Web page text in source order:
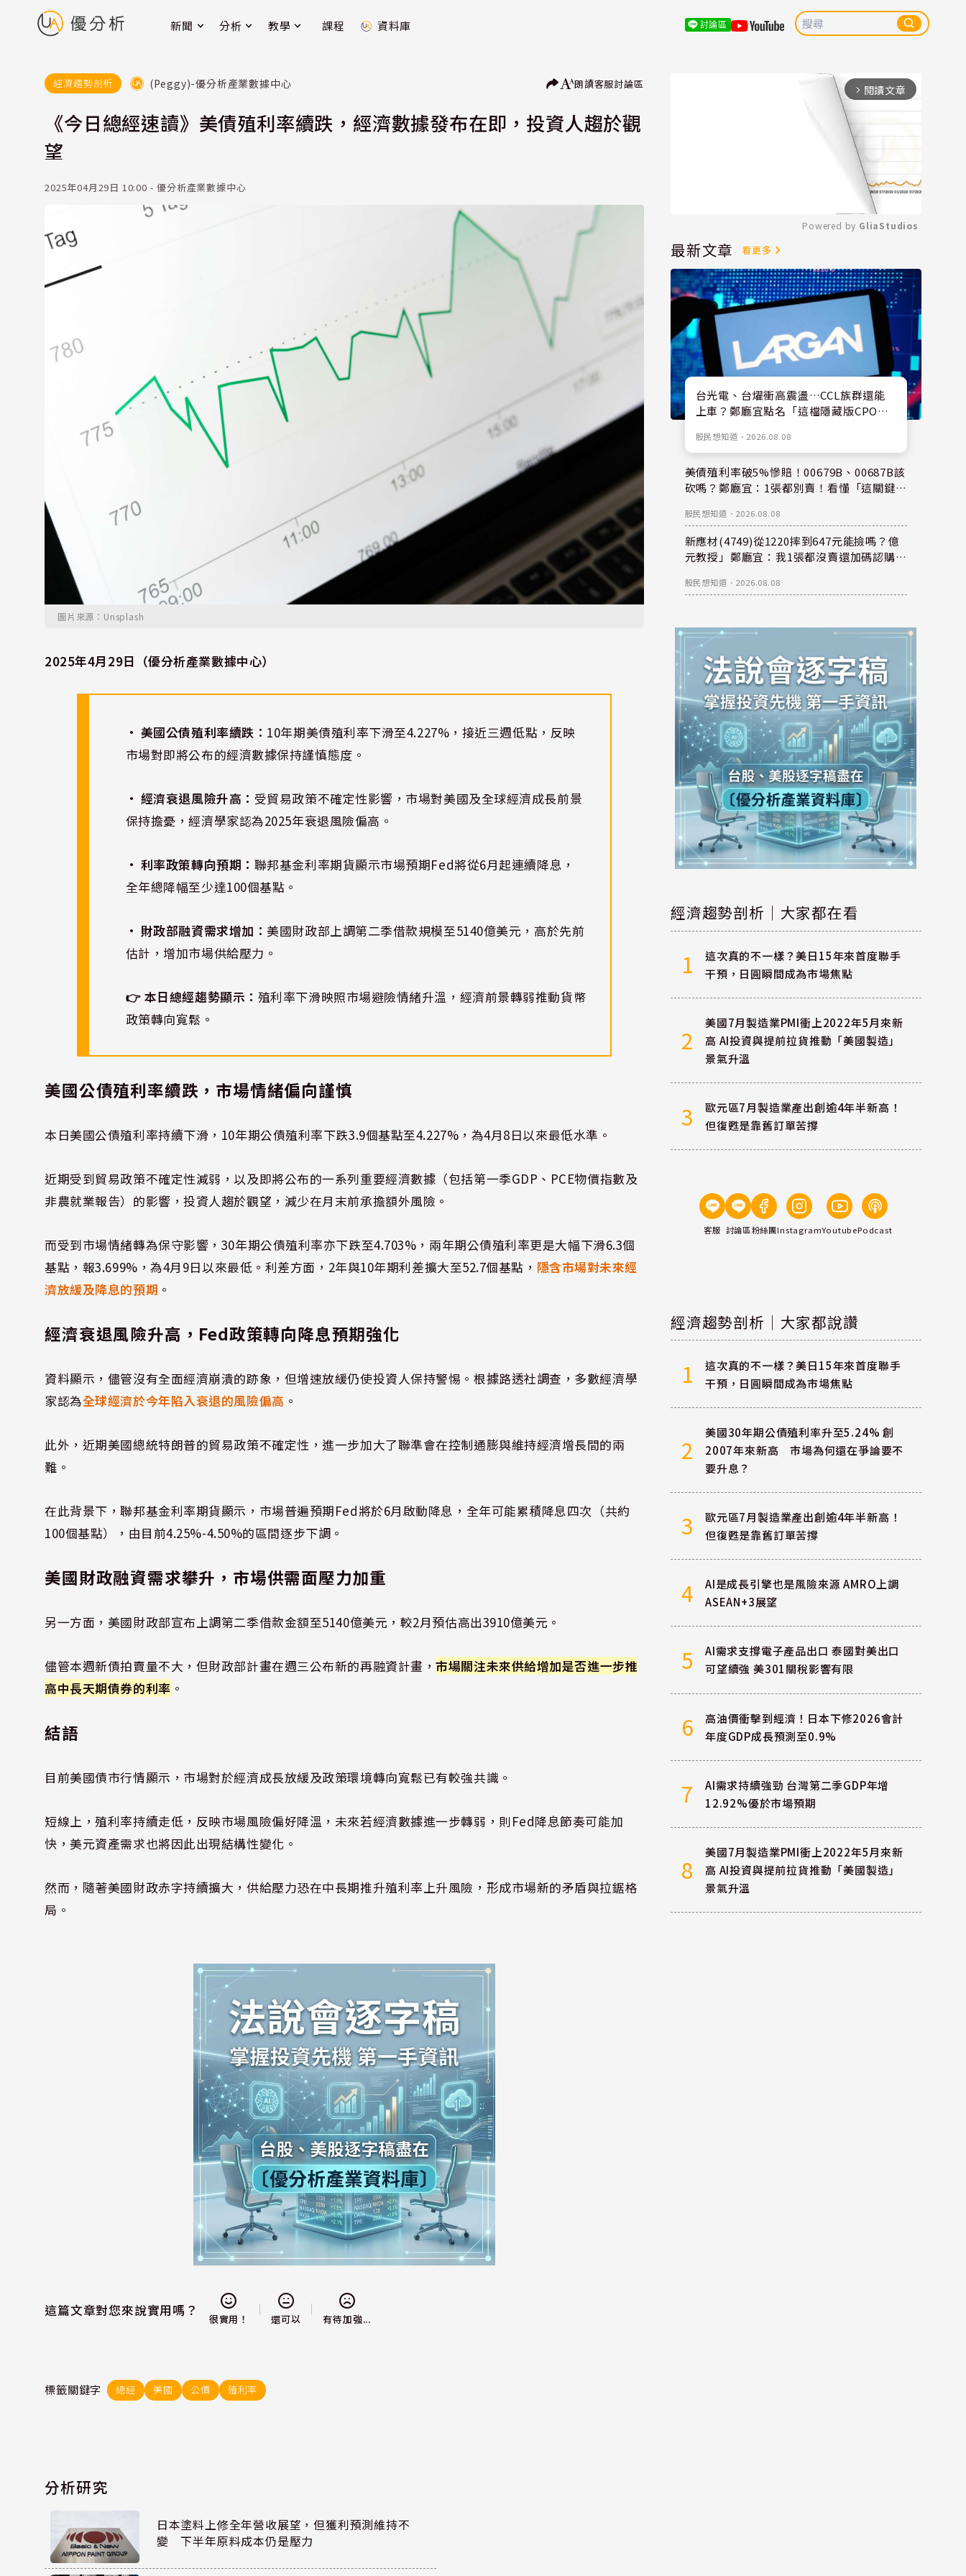
新聞 分析 教學 課程 資料庫 討論區
經濟趨勢剖析 (Peggy)-優分析產業數據中心 朗讀客服討論區
《今日總經速讀》美債殖利率續跌，經濟數據發布在即，投資人趨於觀
望
2025年04月29日 10:00 - 優分析產業數據中心
圖片來源：Unsplash
2025年4月29日（優分析產業數據中心）
• 美國公債殖利率續跌： 10年期美債殖利率下滑至4.227%，接近三週低點，反映
市場對即將公布的經濟數據保持謹慎態度。
• 經濟衰退風險升高： 受貿易政策不確定性影響，市場對美國及全球經濟成長前景
保持擔憂，經濟學家認為2025年衰退風險偏高。
• 利率政策轉向預期： 聯邦基金利率期貨顯示市場預期Fed將從6月起連續降息，
全年總降幅至少達100個基點。
• 財政部融資需求增加： 美國財政部上調第二季借款規模至5140億美元，高於先前
估計，增加市場供給壓力。
👉 本日總經趨勢顯示： 殖利率下滑映照市場避險情緒升溫，經濟前景轉弱推動貨幣
政策轉向寬鬆。
美國公債殖利率續跌，市場情緒偏向謹慎
本日美國公債殖利率持續下滑，10年期公債殖利率下跌3.9個基點至4.227%，為4月8日以來最低水準。
近期受到貿易政策不確定性減弱，以及即將公布的一系列重要經濟數據（包括第一季GDP、PCE物價指數及
非農就業報告）的影響，投資人趨於觀望，減少在月末前承擔額外風險。
而受到市場情緒轉為保守影響，30年期公債殖利率亦下跌至4.703%，兩年期公債殖利率更是大幅下滑6.3個
基點，報3.699%，為4月9日以來最低。利差方面，2年與10年期利差擴大至52.7個基點， 隱含市場對未來經
濟放緩及降息的預期 。
經濟衰退風險升高，Fed政策轉向降息預期強化
資料顯示，儘管沒有全面經濟崩潰的跡象，但增速放緩仍使投資人保持警惕。根據路透社調查，多數經濟學
家認為全球經濟於今年陷入衰退的風險偏高 。
此外，近期美國總統特朗普的貿易政策不確定性，進一步加大了聯準會在控制通膨與維持經濟增長間的兩
難。
在此背景下，聯邦基金利率期貨顯示，市場普遍預期Fed將於6月啟動降息，全年可能累積降息四次（共約
100個基點），由目前4.25%-4.50%的區間逐步下調。
美國財政融資需求攀升，市場供需面壓力加重
另一方面，美國財政部宣布上調第二季借款金額至5140億美元，較2月預估高出3910億美元。
儘管本週新債拍賣量不大，但財政部計畫在週三公布新的再融資計畫，市場關注未來供給增加是否進一步推
高中長天期債券的利率 。
結語
目前美國債市行情顯示，市場對於經濟成長放緩及政策環境轉向寬鬆已有較強共識。
短線上，殖利率持續走低，反映市場風險偏好降溫，未來若經濟數據進一步轉弱，則Fed降息節奏可能加
快，美元資產需求也將因此出現結構性變化。
然而，隨著美國財政赤字持續擴大，供給壓力恐在中長期推升殖利率上升風險，形成市場新的矛盾與拉鋸格
局。
這篇文章對您來說實用嗎？
很實用！ 還可以 有待加強...
標籤關鍵字 總經 美國 公債 殖利率
分析研究
日本塗料上修全年營收展望，但獲利預測維持不
變 下半年原料成本仍是壓力
arrow_forward_ios 閱讀文章
Mute
Powered by GliaStudios
最新文章 看更多
台光電、台燿衝高震盪…CCL族群還能
上車？鄭廳宜點名「這檔隱藏版CPO
股民想知道 ． 2026.08.08
美債殖利率破5%慘賠！00679B、00687B該
砍嗎？鄭廳宜：1張都別賣！看懂「這關鍵」
股民想知道 ． 2026.08.08
新應材(4749)從1220摔到647元能撿嗎？億
元教授」鄭廳宜：我1張都沒賣還加碼認購？
股民想知道 ． 2026.08.08
經濟趨勢剖析｜大家都在看
1
這次真的不一樣？美日15年來首度聯手
干預，日圓瞬間成為市場焦點
2
美國7月製造業PMI衝上2022年5月來新
高 AI投資與提前拉貨推動「美國製造」
景氣升溫
3
歐元區7月製造業產出創逾4年半新高！
但復甦是靠舊訂單苦撐
客服 討論區粉絲團InstagramYoutubePodcast
經濟趨勢剖析｜大家都說讚
1
這次真的不一樣？美日15年來首度聯手
干預，日圓瞬間成為市場焦點
2
美國30年期公債殖利率升至5.24% 創
2007年來新高 市場為何還在爭論要不
要升息？
3
歐元區7月製造業產出創逾4年半新高！
但復甦是靠舊訂單苦撐
4
AI是成長引擎也是風險來源 AMRO上調
ASEAN+3展望
5
AI需求支撐電子產品出口 泰國對美出口
可望續強 美301關稅影響有限
6
高油價衝擊到經濟！日本下修2026會計
年度GDP成長預測至0.9%
7
AI需求持續強勁 台灣第二季GDP年增
12.92%優於市場預期
8
美國7月製造業PMI衝上2022年5月來新
高 AI投資與提前拉貨推動「美國製造」
景氣升溫